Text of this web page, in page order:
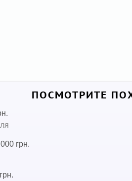
ПОСМОТРИТЕ
грн.